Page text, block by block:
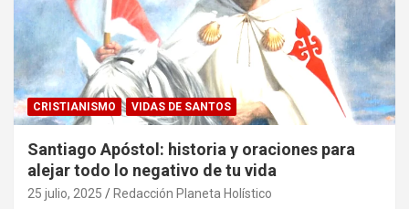
CRISTIANISMO VIDAS DE SANTOS
Santiago Apóstol: historia y oraciones para
alejar todo lo negativo de tu vida
25 julio, 2025 Redacción Planeta Holístico